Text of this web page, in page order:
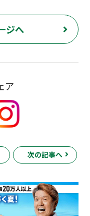
ジへ
ア
次の記事へ